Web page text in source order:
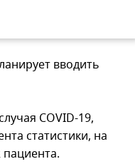
вводить
COVID-19,
статистики, на